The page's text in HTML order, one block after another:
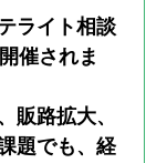
ライト相談
催されま
販路拡大、
題でも、経